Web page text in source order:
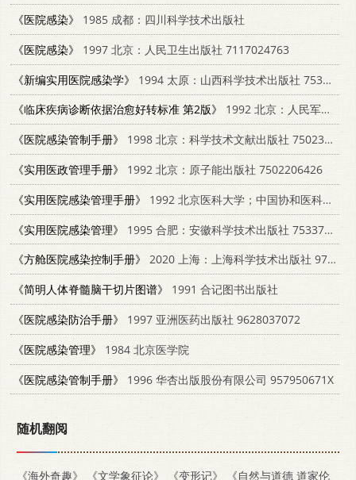
《医院感染》
1985 成都：四川科学技术出版社
《医院感染》
1997 北京：人民卫生出版社 7117024763
《新编实用医院感染学》
1994 太原：山西科学技术出版社 7537709467
《临床疾病诊断依据治愈好转标准 第2版》
1992 北京：人民军医出版社 7800208044
《医院感染管制手册》
1998 北京：科学技术文献出版社 7502330992
《实用医政管理手册》
1992 北京：原子能出版社 7502206426
《实用医院感染管理手册》
1992 北京医科大学；中国协和医科大学联合出版社 7810341073
《实用医院感染管理》
1995 合肥：安徽科学技术出版社 7533711602
《方舱医院感染控制手册》
2020 上海：上海科学技术出版社 9787547848296
《简明人体脊髓脑干切片图谱》
1991 合记图书出版社
《医院感染防治手册》
1997 亚洲医药出版社 9628037072
《医院感染管理》
1984 北京医学院
《医院感染管制手册》
1996 华杏出版股份有限公司 957950671X
随机翻阅
《海外奇趣》 《文学象征论》 《变形记》 《自然与道德 道家伦